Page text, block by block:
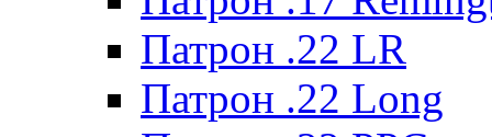
Патрон .22 LR
Патрон .22 Long